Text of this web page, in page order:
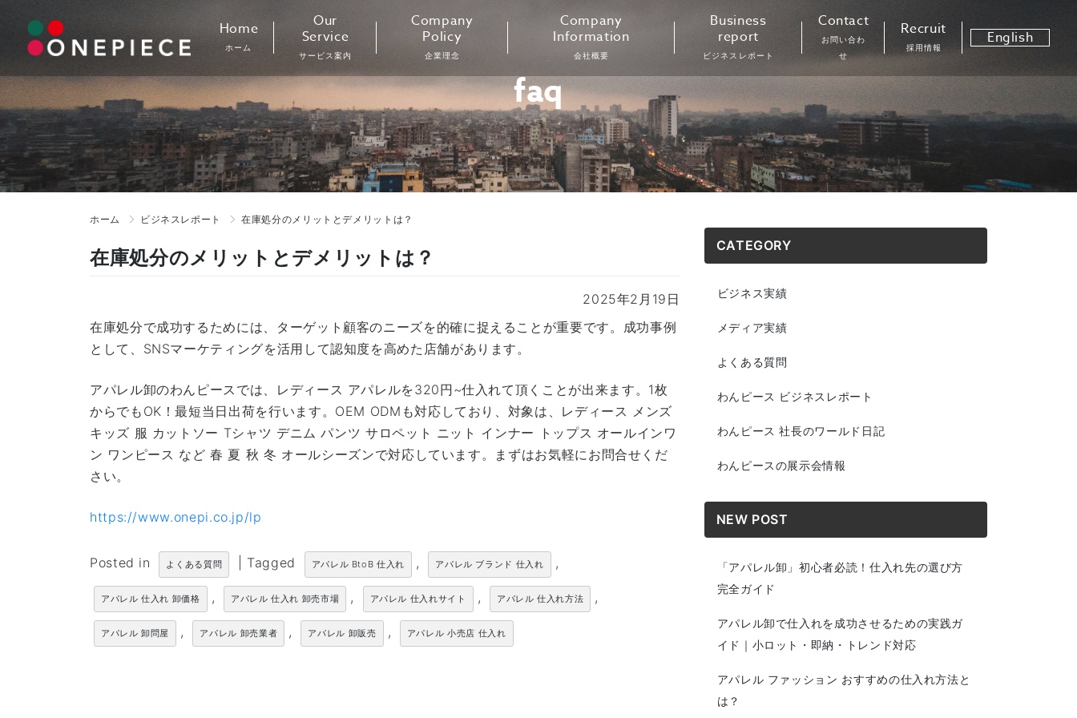
content
Home
ホーム
Our
Service
サービス案内
Company
Policy
企業理念
Company
Information
会社概要
Business
report
ビジネスレポート
Contact
お問い合わ
せ
Recruit
採用情報 English
faq
ホーム ビジネスレポート 在庫処分のメリットとデメリットは？
在庫処分のメリットとデメリットは？
2025年2月19日
在庫処分で成功するためには、ターゲット顧客のニーズを的確に捉えることが重要です。成功事例
として、SNSマーケティングを活用して認知度を高めた店舗があります。
アパレル卸のわんピースでは、レディース アパレルを320円~仕入れて頂くことが出来ます。1枚
からでもOK！最短当日出荷を行います。OEM ODMも対応しており、対象は、レディース メンズ
キッズ 服 カットソー Tシャツ デニム パンツ サロペット ニット インナー トップス オールインワ
ン ワンピース など 春 夏 秋 冬 オールシーズンで対応しています。まずはお気軽にお問合せくだ
さい。
https://www.onepi.co.jp/lp
Posted in よくある質問 Tagged アパレル BtoB 仕入れ , アパレル ブランド 仕入れ ,
アパレル 仕入れ 卸価格 , アパレル 仕入れ 卸売市場 , アパレル 仕入れサイト , アパレル 仕入れ方法 ,
アパレル 卸問屋 , アパレル 卸売業者 , アパレル 卸販売 , アパレル 小売店 仕入れ
CATEGORY
ビジネス実績
メディア実績
よくある質問
わんピース ビジネスレポート
わんピース 社長のワールド日記
わんピースの展示会情報
NEW POST
「アパレル卸」初心者必読！仕入れ先の選び方
完全ガイド
アパレル卸で仕入れを成功させるための実践ガ
イド｜小ロット・即納・トレンド対応
アパレル ファッション おすすめの仕入れ方法と
は？